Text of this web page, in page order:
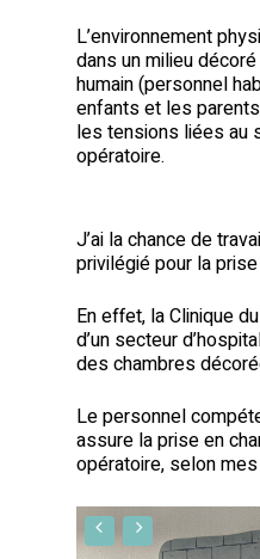
L’environnement
dans un milieu
humain (personnel
enfants et les
les tensions liées au
opératoire.
J’ai la chance de
privilégié pour la
En effet, la Clinique
d’un secteur
des chambres
Le personnel
assure la prise en
opératoire, selon